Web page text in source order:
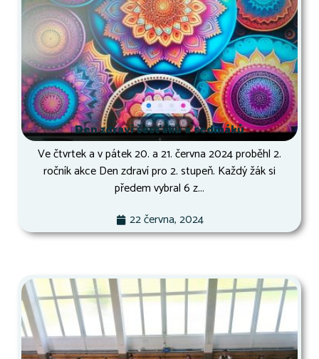
Den zdraví šesťáků a sedmáků
Ve čtvrtek a v pátek 20. a 21. června 2024 proběhl 2.
ročník akce Den zdraví pro 2. stupeň. Každý žák si
předem vybral 6 z...
22 června, 2024